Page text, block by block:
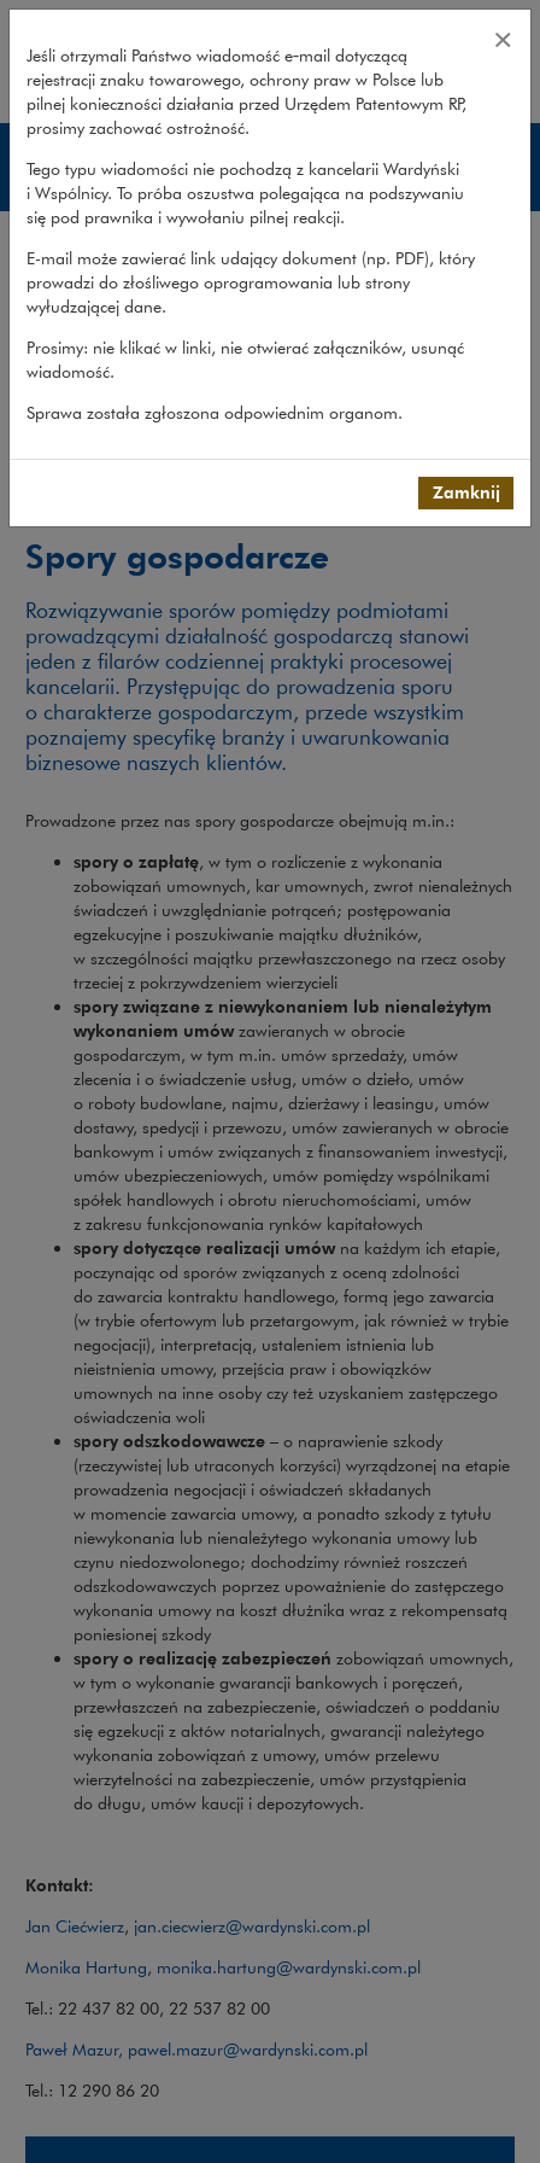
Spory gospodarcze – Wardyński
Prowadzone sprawy
Prowadzone sprawy
Współpraca transgraniczna
Prowadzone
Spory gospodarcze
Rozwiązywanie sporów pomiędzy podmiotami
prowadzącymi działalność gospodarczą stanowi
jeden z filarów codziennej praktyki procesowej
kancelarii. Przystępując do prowadzenia sporu
o charakterze gospodarczym, przede wszystkim
poznajemy specyfikę branży i uwarunkowania
biznesowe naszych klientów.
Prowadzone przez nas spory gospodarcze obejmują m.in.:
spory o zapłatę, w tym o rozliczenie z wykonania
zobowiązań umownych, kar umownych, zwrot nienależnych
świadczeń i uwzględnianie potrąceń; postępowania
egzekucyjne i poszukiwanie majątku dłużników,
w szczególności majątku przewłaszczonego na rzecz osoby
trzeciej z pokrzywdzeniem wierzycieli
spory związane z niewykonaniem lub nienależytym
wykonaniem umówzawieranych w obrocie
gospodarczym, w tym m.in. umów sprzedaży, umów
zlecenia i o świadczenie usług, umów o dzieło, umów
o roboty budowlane, najmu, dzierżawy i leasingu, umów
dostawy, spedycji i przewozu, umów zawieranych w obrocie
bankowym i umów związanych z finansowaniem inwestycji,
umów ubezpieczeniowych, umów pomiędzy wspólnikami
spółek handlowych i obrotu nieruchomościami, umów
z zakresu funkcjonowania rynków kapitałowych
spory dotyczące realizacji umów na każdym ich etapie,
poczynając od sporów związanych z oceną zdolności
do zawarcia kontraktu handlowego, formą jego zawarcia
(w trybie ofertowym lub przetargowym, jak również w trybie
negocjacji), interpretacją, ustaleniem istnienia lub
nieistnienia umowy, przejścia praw i obowiązków
umownych na inne osoby czy też uzyskaniem zastępczego
oświadczenia woli
spory odszkodowawcze – o naprawienie szkody
(rzeczywistej lub utraconych korzyści) wyrządzonej na etapie
prowadzenia negocjacji i oświadczeń składanych
w momencie zawarcia umowy, a ponadto szkody z tytułu
niewykonania lub nienależytego wykonania umowy lub
czynu niedozwolonego; dochodzimy również roszczeń
odszkodowawczych poprzez upoważnienie do zastępczego
wykonania umowy na koszt dłużnika wraz z rekompensatą
poniesionej szkody
spory o realizację zabezpieczeń zobowiązań umownych,
w tym o wykonanie gwarancji bankowych i poręczeń,
przewłaszczeń na zabezpieczenie, oświadczeń o poddaniu
się egzekucji z aktów notarialnych, gwarancji należytego
wykonania zobowiązań z umowy, umów przelewu
wierzytelności na zabezpieczenie, umów przystąpienia
do długu, umów kaucji i depozytowych.
Kontakt:
Jan Ciećwierz, jan.ciecwierz@wardynski.com.pl
Monika Hartung, monika.hartung@wardynski.com.pl
Tel.: 22 437 82 00, 22 537 82 00
Paweł Mazur, pawel.mazur@wardynski.com.pl
Tel.: 12 290 86 20
Jeśli otrzymali Państwo wiadomość e‑mail dotyczącą
rejestracji znaku towarowego, ochrony praw w Polsce lub
pilnej konieczności działania przed Urzędem Patentowym RP,
prosimy zachować ostrożność.
Tego typu wiadomości nie pochodzą z kancelarii Wardyński
i Wspólnicy. To próba oszustwa polegająca na podszywaniu
się pod prawnika i wywołaniu pilnej reakcji.
E-mail może zawierać link udający dokument (np. PDF), który
prowadzi do złośliwego oprogramowania lub strony
wyłudzającej dane.
Prosimy: nie klikać w linki, nie otwierać załączników, usunąć
wiadomość.
Sprawa została zgłoszona odpowiednim organom.
×
Zamknij